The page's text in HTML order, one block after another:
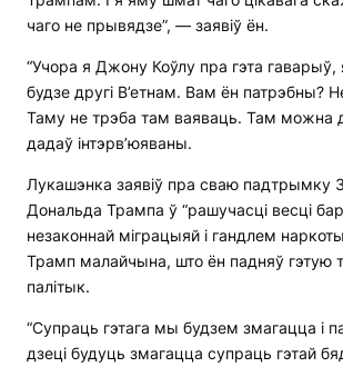
чаго не прывядзе”, — заявіў ён.
“Учора я Джону Коўлу пра гэта гаварыў,
будзе другі В’етнам. Вам ён патрэбны?
Таму не трэба там ваяваць. Там можна
дадаў інтэрв’юяваны.
Лукашэнка заявіў пра сваю падтрымку
Дональда Трампа ў “рашучасці весці
незаконнай міграцыяй і гандлем
Трамп малайчына, што ён падняў гэтую
палітык.
“Супраць гэтага мы будзем змагацца і
дзеці будуць змагацца супраць гэтай